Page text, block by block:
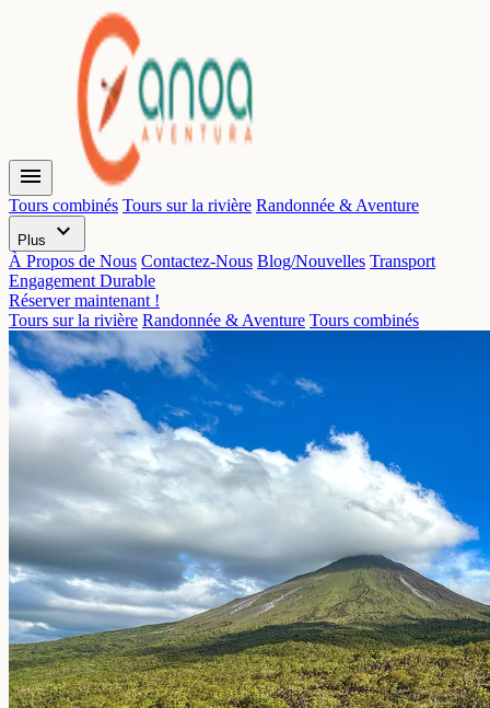
menu
Tours combinés Tours sur la rivière Randonnée & Aventure
Plus expand_more
À Propos de Nous Contactez-Nous Blog/Nouvelles Transport
Engagement Durable
Réserver maintenant !
Tours sur la rivière Randonnée & Aventure Tours combinés